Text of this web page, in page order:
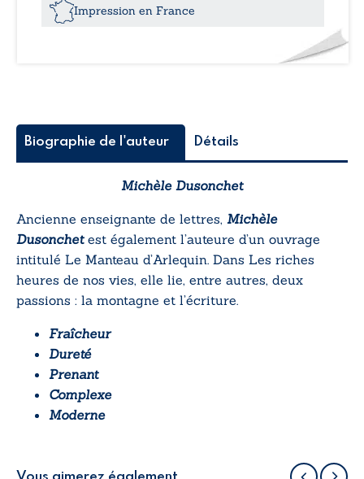
nos
vies
Impression en France
Biographie de l'auteur Détails
Michèle Dusonchet
Ancienne enseignante de lettres, Michèle
Dusonchetest également l’auteure d’un ouvrage
intitulé Le Manteau d’Arlequin. Dans Les riches
heures de nos vies, elle lie, entre autres, deux
passions : la montagne et l’écriture.
Fraîcheur
Dureté
Prenant
Complexe
Moderne